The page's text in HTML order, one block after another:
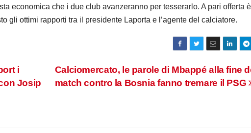
economica che i due club avanzeranno per tesserarlo. A pari offerta è
gli ottimi rapporti tra il presidente Laporta e l’agente del calciatore.
Calciomercato, le parole di Mbappé alla fine
match contro la Bosnia fanno tremare il PSG
i
Josip